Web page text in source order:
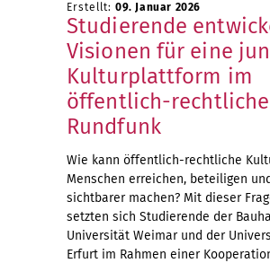
Erstellt: 09. Januar 2026
Studierende
Visionen für eine
Kulturplattform im
öffentlich-
Rundfunk
Wie kann öffentlich-rechtliche
Menschen erreichen, beteiligen und
sichtbarer machen? Mit dieser
setzten sich Studierende der
Universität Weimar und der
Erfurt im Rahmen einer